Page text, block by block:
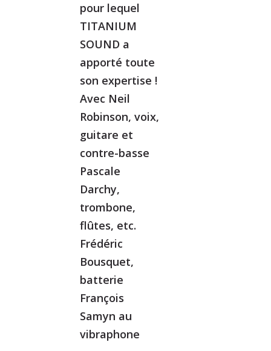
pour lequel
TITANIUM
SOUND a
apporté toute
son expertise !
Avec Neil
Robinson, voix,
guitare et
contre-basse
Pascale
Darchy,
trombone,
flûtes, etc.
Frédéric
Bousquet,
batterie
François
Samyn au
vibraphone